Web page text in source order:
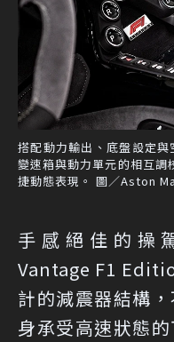
搭配動力輸出、底盤設定
變速箱與動力單元的相互調
捷動態表現。 圖／Aston
手感絕佳的操
Vantage F1
計的減震器結構
身承受高速狀態